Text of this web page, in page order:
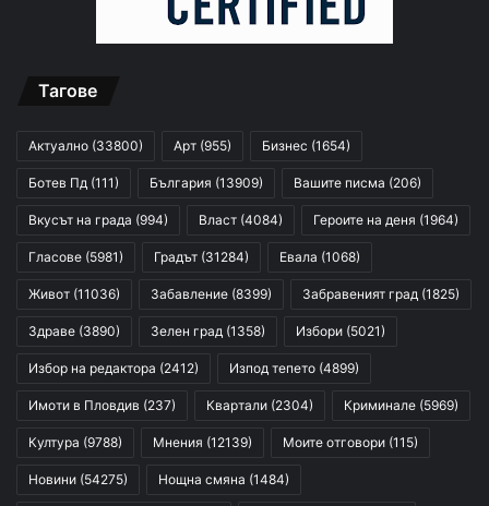
Тагове
Актуално (33800) Арт (955) Бизнес (1654)
Ботев Пд (111) България (13909) Вашите писма (206)
Вкусът на града (994) Власт (4084) Героите на деня (1964)
Гласове (5981) Градът (31284) Евала (1068)
Живот (11036) Забавление (8399) Забравеният град (1825)
Здраве (3890) Зелен град (1358) Избори (5021)
Избор на редактора (2412) Изпод тепето (4899)
Имоти в Пловдив (237) Квартали (2304) Криминале (5969)
Култура (9788) Мнения (12139) Моите отговори (115)
Новини (54275) Нощна смяна (1484)